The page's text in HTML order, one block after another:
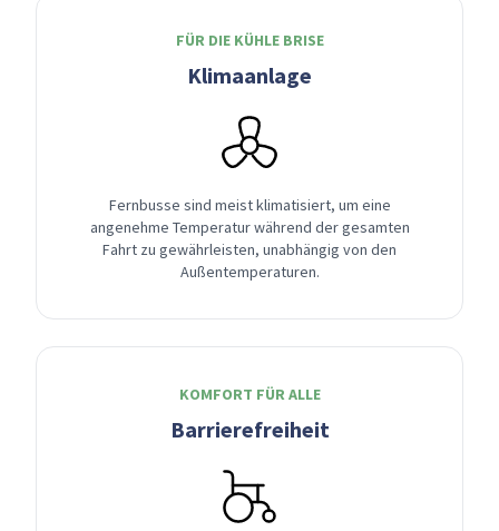
FÜR DIE KÜHLE BRISE
Klimaanlage
Fernbusse sind meist klimatisiert, um eine
angenehme Temperatur während der gesamten
Fahrt zu gewährleisten, unabhängig von den
Außentemperaturen.
KOMFORT FÜR ALLE
Barrierefreiheit